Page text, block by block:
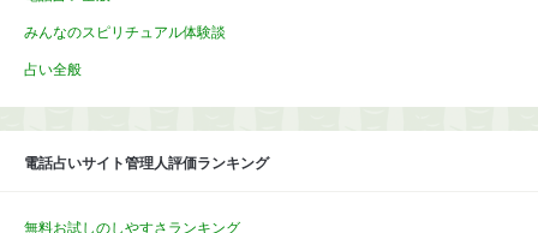
みんなのスピリチュアル体験談
占い全般
電話占いサイト管理人評価ランキング
無料お試しのしやすさランキング